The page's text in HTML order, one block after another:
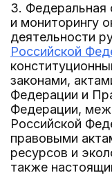
3. Федеральная
и мониторингу
деятельности
Российской
законами,
Федерации и
Федерации,
Российской
правовыми
ресурсов и
также